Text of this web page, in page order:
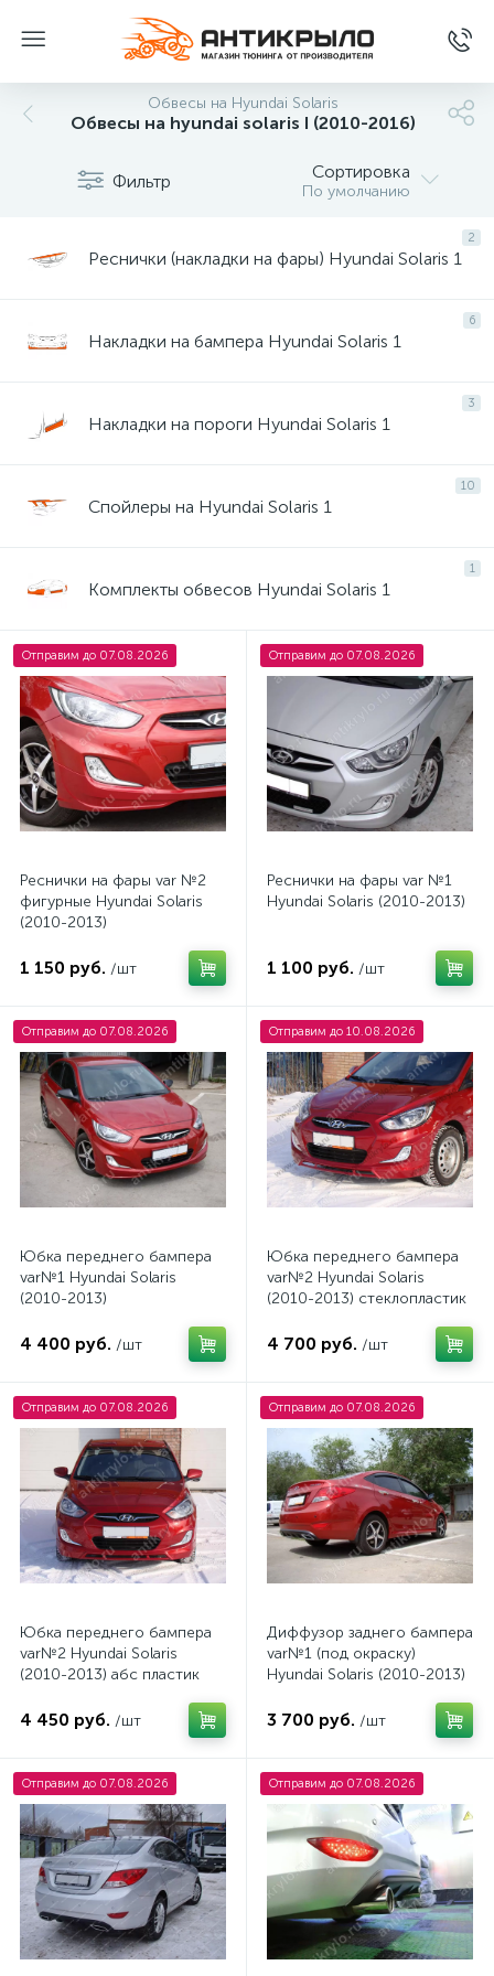
Обвесы на Hyundai Solaris
Обвесы на hyundai solaris I (2010-2016)
Фильтр Сортировка
По умолчанию
2
Реснички (накладки на фары) Hyundai Solaris 1
6
Накладки на бампера Hyundai Solaris 1
3
Накладки на пороги Hyundai Solaris 1
10
Спойлеры на Hyundai Solaris 1
1
Комплекты обвесов Hyundai Solaris 1
Отправим до 07.08.2026
Реснички на фары var №2
фигурные Hyundai Solaris
(2010-2013)
1 150 руб. /шт
Отправим до 07.08.2026
Реснички на фары var №1
Hyundai Solaris (2010-2013)
1 100 руб. /шт
Отправим до 07.08.2026
Юбка переднего бампера
var№1 Hyundai Solaris
(2010-2013)
4 400 руб. /шт
Отправим до 10.08.2026
Юбка переднего бампера
var№2 Hyundai Solaris
(2010-2013) стеклопластик
4 700 руб. /шт
Отправим до 07.08.2026
Юбка переднего бампера
var№2 Hyundai Solaris
(2010-2013) абс пластик
4 450 руб. /шт
Отправим до 07.08.2026
Диффузор заднего бампера
var№1 (под окраску)
Hyundai Solaris (2010-2013)
3 700 руб. /шт
Отправим до 07.08.2026 Отправим до 07.08.2026